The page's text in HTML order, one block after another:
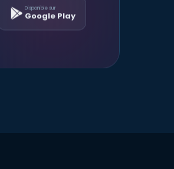
Disponible sur
Google Play